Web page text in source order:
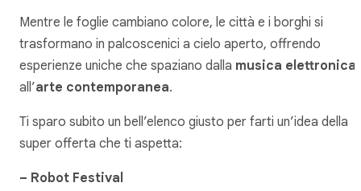
Mentre le foglie cambiano colore, le città e i borghi si
trasformano in palcoscenici a cielo aperto, offrendo
esperienze uniche che spaziano dalla musica elettronica
all’arte contemporanea.
Ti sparo subito un bell’elenco giusto per farti un’idea della
super offerta che ti aspetta:
– Robot Festival